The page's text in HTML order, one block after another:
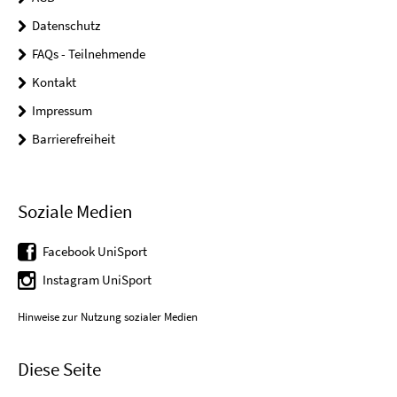
Datenschutz
FAQs - Teilnehmende
Kontakt
Impressum
Barrierefreiheit
Soziale Medien
Facebook UniSport
Instagram UniSport
Hinweise zur Nutzung sozialer Medien
Diese Seite